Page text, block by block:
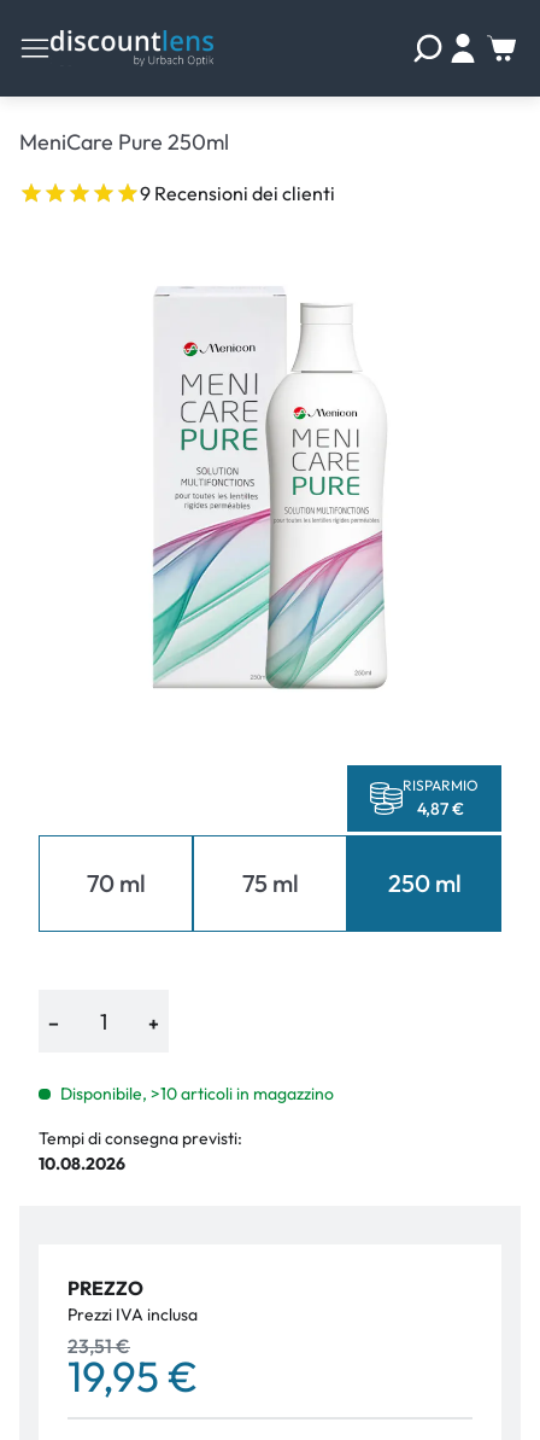
MeniCare Pure 250ml
9 Recensioni dei clienti
70 ml 75 ml
RISPARMIO
4,87 €
250 ml
− +
Disponibile, >10 articoli in magazzino
Tempi di consegna previsti:
10.08.2026
PREZZO
Prezzi IVA inclusa
23,51 €
19,95 €